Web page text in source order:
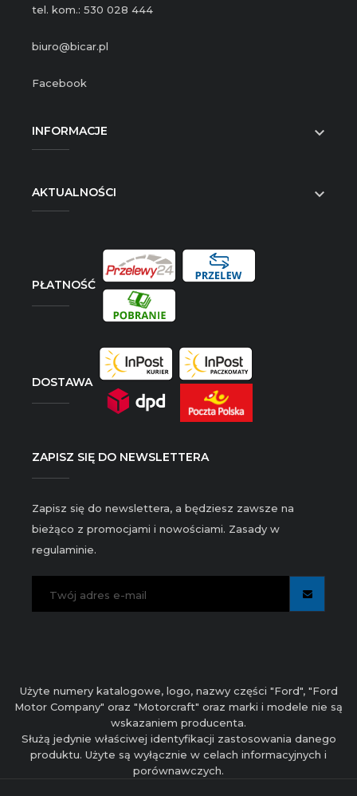
tel. kom.: 530 028 444
biuro@bicar.pl
Facebook
INFORMACJE 
AKTUALNOŚCI 
PŁATNOŚĆ
DOSTAWA
ZAPISZ SIĘ DO NEWSLETTERA
Zapisz się do newslettera, a będziesz zawsze na
bieżąco z promocjami i nowościami. Zasady w
regulaminie.
Użyte numery katalogowe, logo, nazwy części "Ford", "Ford
Motor Company" oraz "Motorcraft" oraz marki i modele nie są
wskazaniem producenta.
Służą jedynie właściwej identyfikacji zastosowania danego
produktu. Użyte są wyłącznie w celach informacyjnych i
porównawczych.